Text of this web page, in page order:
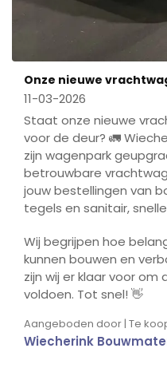
Onze nieuwe
11-03-2026
Staat onze nieuwe
voor de deur? 🚛
zijn wagenpark
betrouwbare
jouw bestellingen van
tegels en sanitair,
Wij begrijpen hoe
kunnen bouwen en
zijn wij er klaar voor om
voldoen. Tot snel! 👋
Aangeboden door | Te
Wiecherink